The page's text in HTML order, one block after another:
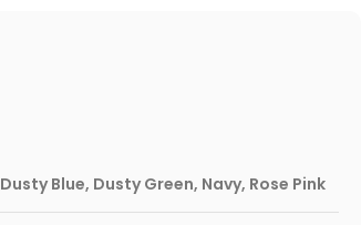
Dusty Blue, Dusty Green, Navy, Rose Pink